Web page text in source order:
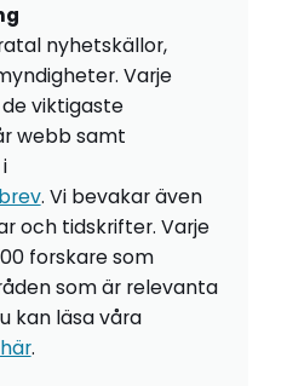
nyhetskällor,
Varje
viktigaste
webb samt
. Vi bevakar även
och tidskrifter. Varje
forskare som
som är relevanta
kan läsa våra
här.